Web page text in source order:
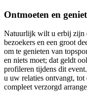
Ontmoeten en
Natuurlijk wilt u erbij zijn
bezoekers en een groot
om te genieten van
en niets moet; dat geldt
profileren tijdens dit
u uw relaties ontvangt,
compleet verzorgd